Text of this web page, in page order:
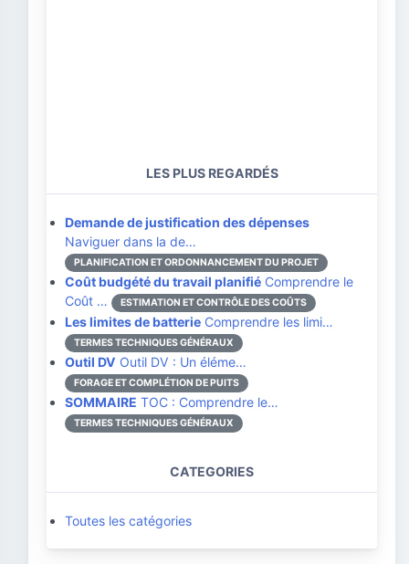
LES PLUS REGARDÉS
Demande de justification des dépenses
Naviguer dans la de…
PLANIFICATION ET ORDONNANCEMENT DU PROJET
Coût budgété du travail planifié Comprendre le
Coût …
ESTIMATION ET CONTRÔLE DES COÛTS
Les limites de batterie Comprendre les limi…
TERMES TECHNIQUES GÉNÉRAUX
Outil DV Outil DV : Un éléme…
FORAGE ET COMPLÉTION DE PUITS
SOMMAIRE TOC : Comprendre le…
TERMES TECHNIQUES GÉNÉRAUX
CATEGORIES
Toutes les catégories